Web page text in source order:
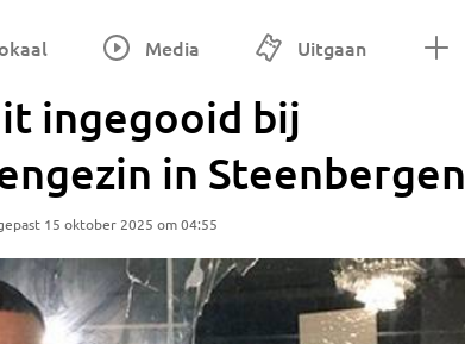
Media Uitgaan
ingegooid bij
in Steenbergen
15 oktober 2025 om 04:55